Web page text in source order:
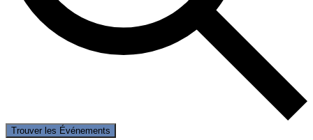
Trouver les Événements